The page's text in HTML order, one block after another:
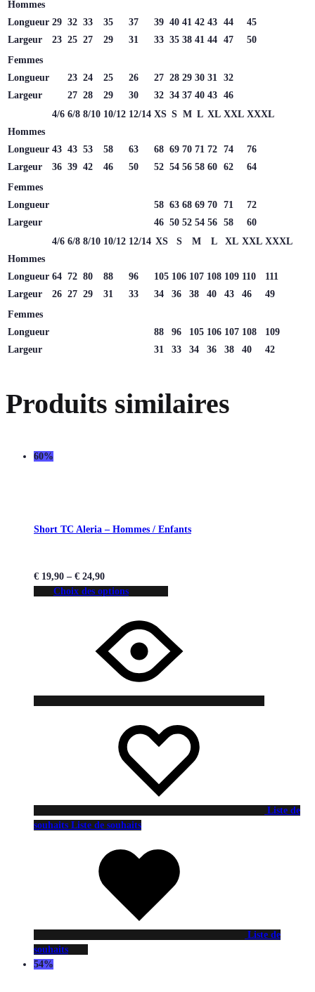
Hommes
Longueur 29 32 33 35 37 39 40 41 42 43 44
45
Largeur
23 25 27 29 31 33 35 38 41 44 47
50
Femmes
Longueur
23 24 25 26 27 28 29 30 31
32
Largeur
27 28 29 30 32 34 37 40 43 46
4/6 6/8 8/10 10/12 12/14 XS S M L XL XXL XXXL
Hommes
Longueur 43 43 53 58 63 68 69 70 71 72 74
76
Largeur
36 39 42 46 50 52 54 56 58 60 62
64
Femmes
Longueur
58 63 68 69 70 71
72
Largeur
46 50 52 54 56 58
60
4/6 6/8 8/10 10/12 12/14 XS S M L XL XXL XXXL
Hommes
Longueur 64 72 80 88 96 105 106 107 108 109 110
111
Largeur
26 27 29 31 33 34 36 38 40 43 46
49
Femmes
Longueur
88 96 105 106 107 108
109
Largeur
31 33 34 36 38 40 42
Produits similaires
60%
Short TC Aleria – Hommes / Enfants
€ 19,90 – € 24,90
Choix des options
Liste de
souhaits Liste de souhaits
Liste de
souhaits
54%